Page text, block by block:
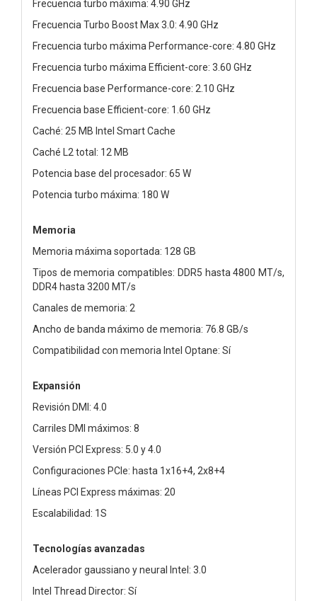
Frecuencia turbo máxima: 4.90 GHz
Frecuencia Turbo Boost Max 3.0: 4.90 GHz
Frecuencia turbo máxima Performance-core: 4.80 GHz
Frecuencia turbo máxima Efficient-core: 3.60 GHz
Frecuencia base Performance-core: 2.10 GHz
Frecuencia base Efficient-core: 1.60 GHz
Caché: 25 MB Intel Smart Cache
Caché L2 total: 12 MB
Potencia base del procesador: 65 W
Potencia turbo máxima: 180 W
Memoria
Memoria máxima soportada: 128 GB
Tipos de memoria compatibles: DDR5 hasta 4800 MT/s,
DDR4 hasta 3200 MT/s
Canales de memoria: 2
Ancho de banda máximo de memoria: 76.8 GB/s
Compatibilidad con memoria Intel Optane: Sí
Expansión
Revisión DMI: 4.0
Carriles DMI máximos: 8
Versión PCI Express: 5.0 y 4.0
Configuraciones PCIe: hasta 1x16+4, 2x8+4
Líneas PCI Express máximas: 20
Escalabilidad: 1S
Tecnologías avanzadas
Acelerador gaussiano y neural Intel: 3.0
Intel Thread Director: Sí